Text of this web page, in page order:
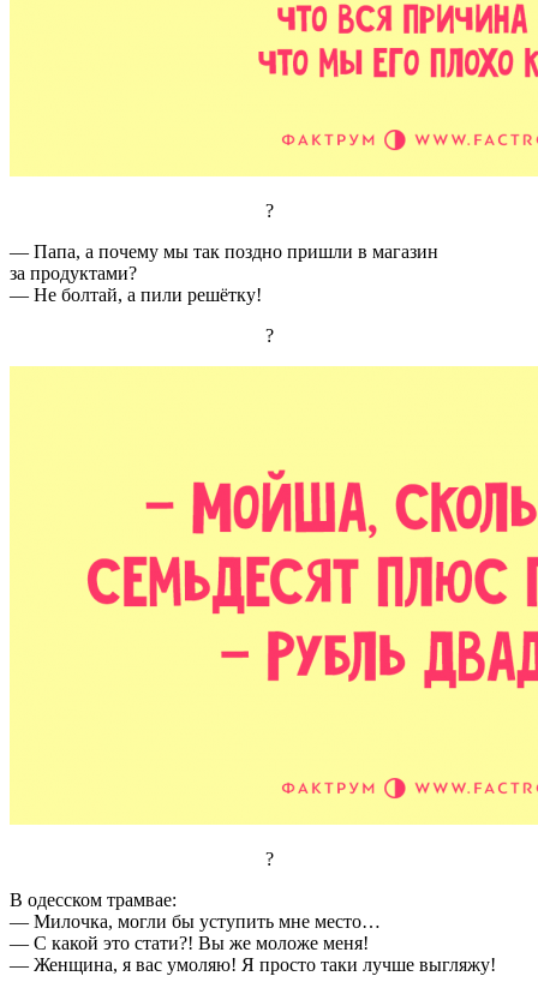
?
— Папа, а почему мы так поздно пришли в магазин
за продуктами?
— Не болтай, а пили решётку!
?
?
В одесском трамвае:
— Милочка, могли бы уступить мне место…
— С какой это стати?! Вы же моложе меня!
— Женщина, я вас умоляю! Я просто таки лучше выгляжу!